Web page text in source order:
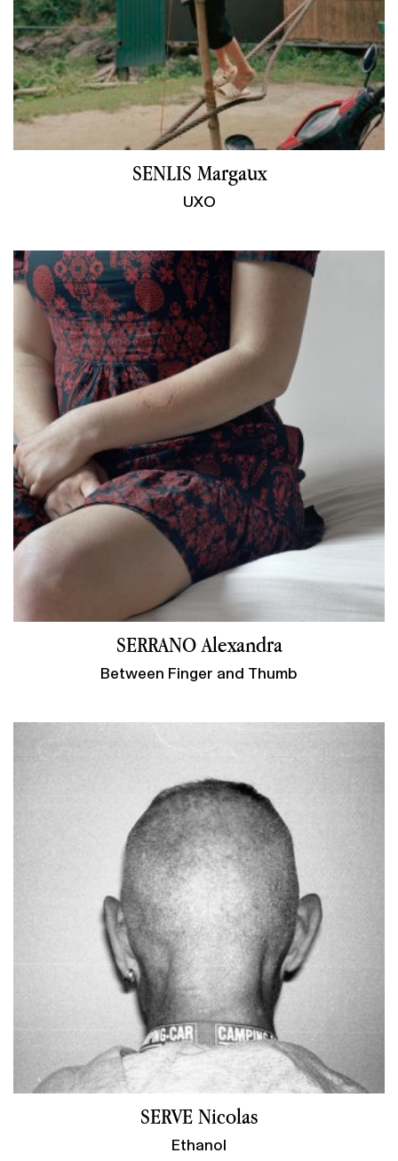
SENLIS Margaux
UXO
SERRANO Alexandra
Between Finger and Thumb
SERVE Nicolas
Ethanol